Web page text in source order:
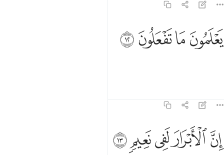
يعلمون ما تفعلون ١٢
يَعْلَمُونَ مَا تَفْعَلُونَ ١٢
ﱶﱷﱸﱹ
ان الابرار لفي نعيم ١٣
إِنَّ ٱلْأَبْرَارَ لَفِى نَعِيمٍۢ ١٣
ﱺﱻﱼﱽﱾ